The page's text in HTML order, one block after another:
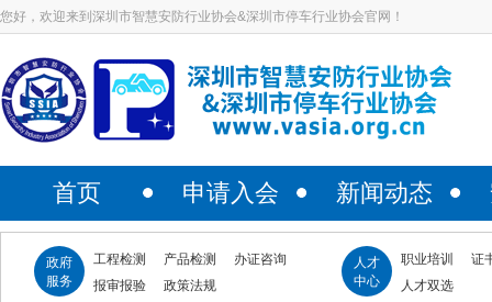
您好，欢迎来到深圳市智慧安防行业协会&深圳市停车行业协会官网！
首页 申请入会 新闻动态
政府
服务
工程检测 产品检测
办证咨询
报审报验
政策法规
人才
中心
职业培训
证
人才双选